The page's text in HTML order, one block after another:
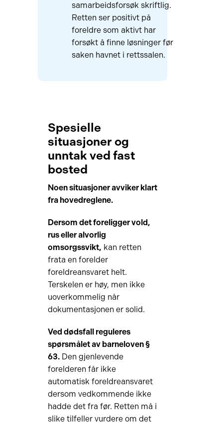
samarbeidsforsøk skriftlig.
Retten ser positivt på
foreldre som aktivt har
forsøkt å finne løsninger før
saken havnet i rettssalen.
Spesielle
situasjoner og
unntak ved fast
bosted
Noen situasjoner avviker klart
fra hovedreglene.
Dersom det foreligger vold,
rus eller alvorlig
omsorgssvikt, kan retten
frata en forelder
foreldreansvaret helt.
Terskelen er høy, men ikke
uoverkommelig når
dokumentasjonen er solid.
Ved dødsfall reguleres
spørsmålet av barneloven §
63.Den gjenlevende
forelderen får ikke
automatisk foreldreansvaret
dersom vedkommende ikke
hadde det fra før. Retten må i
slike tilfeller vurdere om det